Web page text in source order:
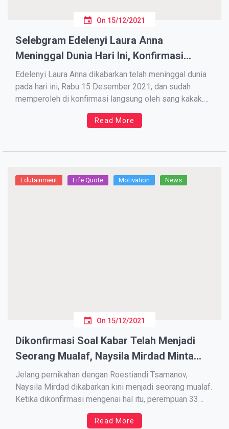
On 15/12/2021
Selebgram Edelenyi Laura Anna
Meninggal Dunia Hari Ini, Konfirmasi
Langsung Oleh Sang Kakak!!
Edelenyi Laura Anna dikabarkan telah meninggal dunia
pada hari ini, Rabu 15 Desember 2021, dan sudah
memperoleh di konfirmasi langsung oleh sang kakak.
Sebelumnya kabar kepergian dari selebgram cantik
Edelenyi Laura Anna, dibagikan juga oleh sahabat-
Read More
Edutainment Life Quote Motivation News
On 15/12/2021
Dikonfirmasi Soal Kabar Telah Menjadi
Seorang Mualaf, Naysila Mirdad Minta
Doa
Jelang pernikahan dengan Roestiandi Tsamanov,
Naysila Mirdad dikabarkan kini menjadi seorang mualaf.
Ketika dikonfirmasi mengenai hal itu, perempuan 33
tahun ini sempat mengelak. “Kenapa selalu dibawa ke
arah sana?,” kata Naysila Mirdad dengan nada sopan
Read More